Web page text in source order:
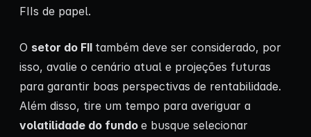
FIIs de papel.
O setor do FII também deve ser considerado, por
isso, avalie o cenário atual e projeções futuras
para garantir boas perspectivas de rentabilidade.
Além disso, tire um tempo para averiguar a
volatilidade do fundo e busque selecionar